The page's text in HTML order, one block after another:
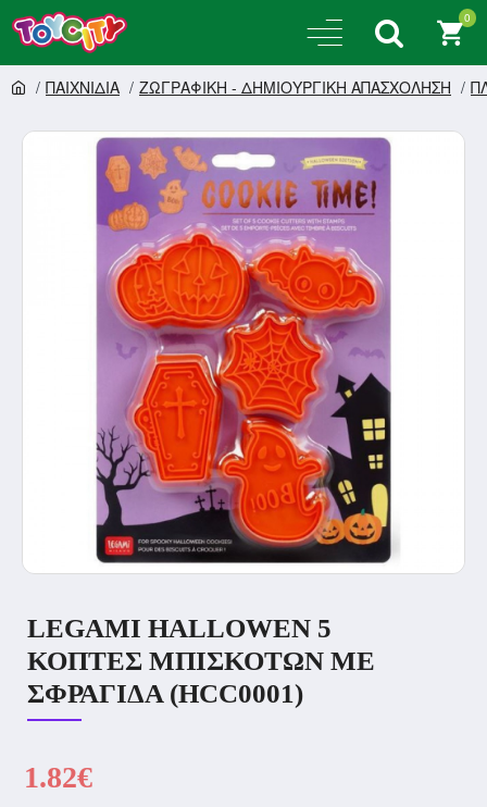
0
ΠΑΙΧΝΙΔΙΑ ΖΩΓΡΑΦΙΚΗ - ΔΗΜΙΟΥΡΓΙΚΗ ΑΠΑΣΧΟΛΗΣΗ
LEGAMI HALLOWEN 5
ΚΟΠΤΕΣ ΜΠΙΣΚΟΤΩΝ ΜΕ
ΣΦΡΑΓΙΔΑ (HCC0001)
1.82€